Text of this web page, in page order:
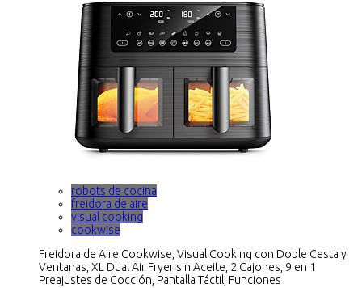
robots de cocina
freidora de aire
visual cooking
cookwise
Freidora de Aire Cookwise, Visual Cooking con Doble Cesta y
Ventanas, XL Dual Air Fryer sin Aceite, 2 Cajones, 9 en 1
Preajustes de Cocción, Pantalla Táctil, Funciones